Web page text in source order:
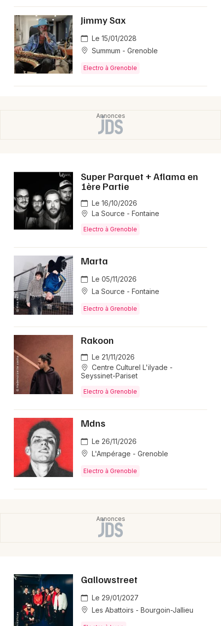
Actus en Isère
Magazine en Isère
Mon email
Jimmy Sax
Le 15/01/2028
Summum - Grenoble
Electro à Grenoble
Super Parquet + Aflama en
1ère Partie
Le 16/10/2026
La Source - Fontaine
Electro à Grenoble
Marta
Le 05/11/2026
La Source - Fontaine
Electro à Grenoble
Rakoon
Le 21/11/2026
Centre Culturel L'ilyade -
Seyssinet-Pariset
Electro à Grenoble
Mdns
Le 26/11/2026
L'Ampérage - Grenoble
Electro à Grenoble
Gallowstreet
Le 29/01/2027
Les Abattoirs - Bourgoin-Jallieu